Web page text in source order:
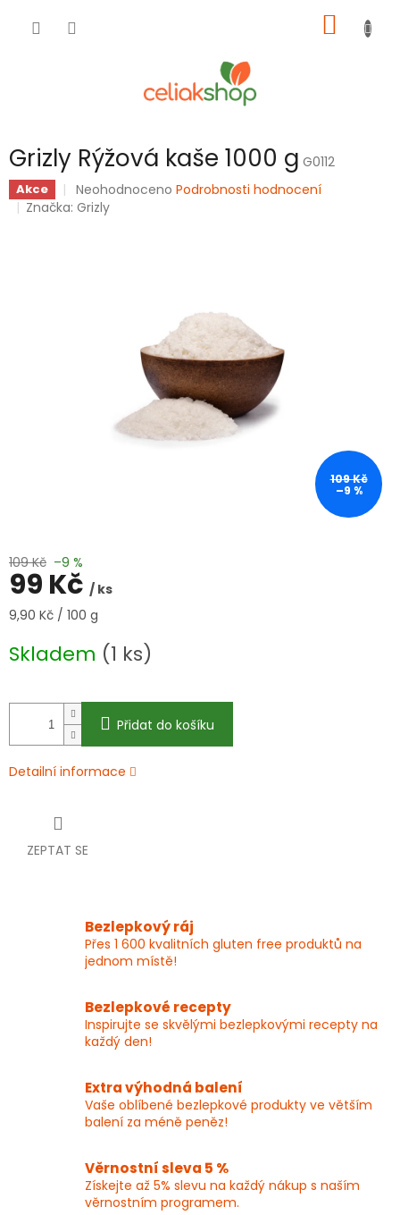
KOŠÍK
Grizly Rýžová kaše 1000 g G0112
Akce
Průměrné
hodnocení
Neohodnoceno Podrobnosti hodnocení
Značka:Grizly
109 Kč
–9 %
109 Kč –9 %
99 Kč / ks
Měrná
9,90 Kč / 100 g
Skladem (1 ks)
Přidat do košíku
Detailní informace
ZEPTAT SE
Bezlepkový ráj
Přes 1 600 kvalitních gluten free produktů na
jednom místě!
Bezlepkové recepty
Inspirujte se skvělými bezlepkovými recepty na
každý den!
Extra výhodná balení
Vaše oblíbené bezlepkové produkty ve větším
balení za méně peněz!
Věrnostní sleva 5 %
Získejte až 5% slevu na každý nákup s naším
věrnostním programem.